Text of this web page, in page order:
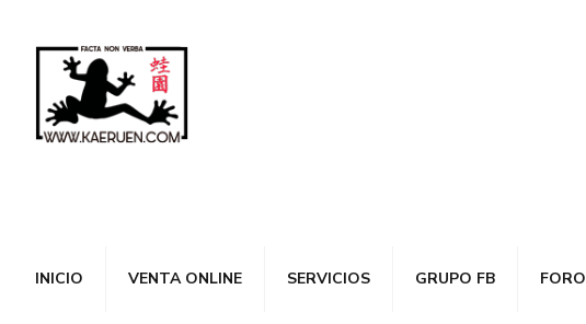
INICIO VENTA ONLINE SERVICIOS GRUPO FB FORO